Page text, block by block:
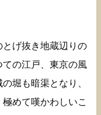
げ抜き地蔵辺りの
の江戸、東京の風
堀も暗渠となり、
めて嘆かわしいこ